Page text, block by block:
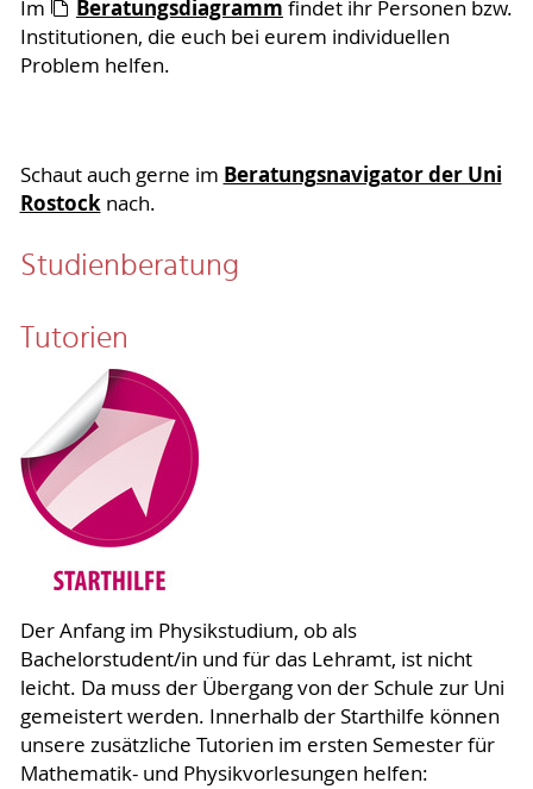
Im Beratungsdiagramm findet ihr Personen bzw.
Institutionen, die euch bei eurem individuellen
Problem helfen.
Schaut auch gerne im Beratungsnavigator der Uni
Rostocknach.
Studienberatung
Tutorien
Der Anfang im Physikstudium, ob als
Bachelorstudent/in und für das Lehramt, ist nicht
leicht. Da muss der Übergang von der Schule zur Uni
gemeistert werden. Innerhalb der Starthilfe können
unsere zusätzliche Tutorien im ersten Semester für
Mathematik- und Physikvorlesungen helfen: